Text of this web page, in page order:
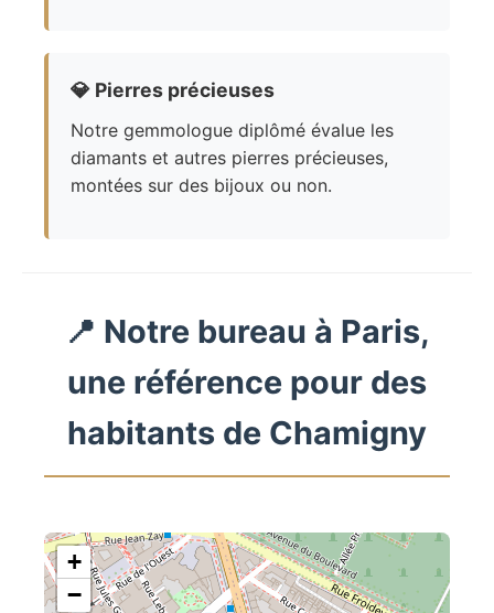
💎 Pierres précieuses
Notre gemmologue diplômé évalue les
diamants et autres pierres précieuses,
montées sur des bijoux ou non.
📍 Notre bureau à Paris,
une référence pour des
habitants de Chamigny
+
−